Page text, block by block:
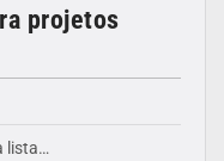
projetos
lista…